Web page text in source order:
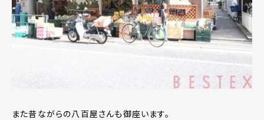
また昔ながらの八百屋さんも御座います。